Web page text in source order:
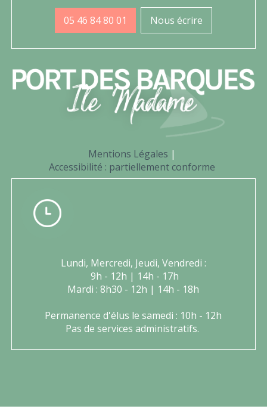
05 46 84 80 01 Nous écrire
Mentions Légales
Accessibilité : partiellement conforme
Lundi, Mercredi, Jeudi, Vendredi :
9h - 12h | 14h - 17h
Mardi : 8h30 - 12h | 14h - 18h
Permanence d'élus le samedi : 10h - 12h
Pas de services administratifs.